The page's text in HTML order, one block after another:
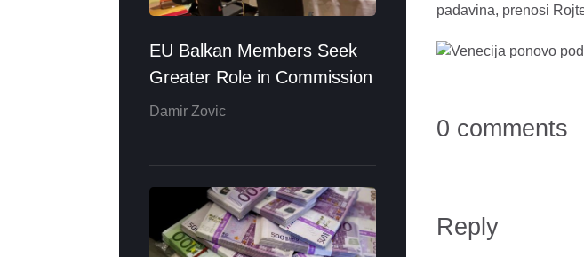
EU Balkan Members Seek
Greater Role in Commission
Damir Zovic
padavina, prenosi
0 comments
Reply